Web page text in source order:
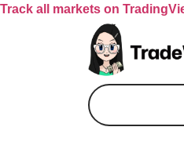
Track all markets on